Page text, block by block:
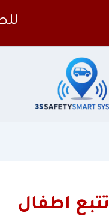
تتبع اطفال